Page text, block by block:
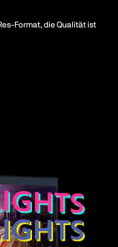
Format, die Qualität ist